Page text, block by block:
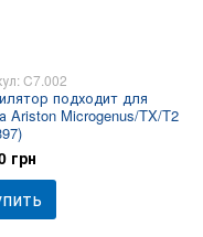
C7.002
подходит для
Ariston Microgenus/TX/T2
грн